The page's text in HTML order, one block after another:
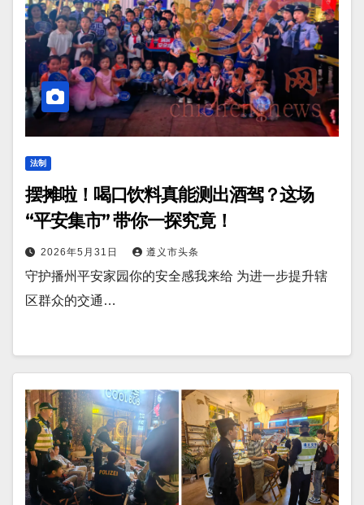
法制
摆摊啦！喝口饮料真能测出酒驾？这场
“平安集市” 带你一探究竟！
2026年5月31日 遵义市头条
守护播州平安家园你的安全感我来给 为进一步提升辖
区群众的交通…